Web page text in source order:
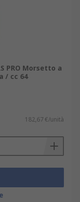
PRO Morsetto a
/ cc 64
182,67 €/unità